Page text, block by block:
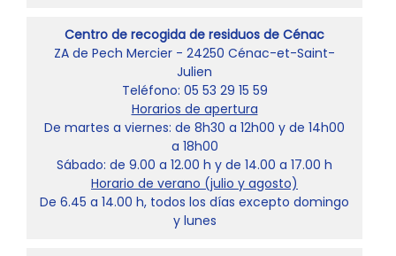
Centro de recogida de residuos de Cénac
ZA de Pech Mercier - 24250 Cénac-et-Saint-
Julien
Teléfono: 05 53 29 15 59
Horarios de apertura
De martes a viernes: de 8h30 a 12h00 y de 14h00
a 18h00
Sábado: de 9.00 a 12.00 h y de 14.00 a 17.00 h
Horario de verano (julio y agosto)
De 6.45 a 14.00 h, todos los días excepto domingo
y lunes